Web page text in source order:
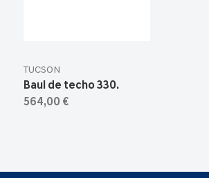
TUCSON
Baul de techo 330.
564,00 €